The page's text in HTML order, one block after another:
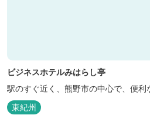
ビジネスホテルみはらし亭
駅のすぐ近く、熊野市の中心で、便利
東紀州